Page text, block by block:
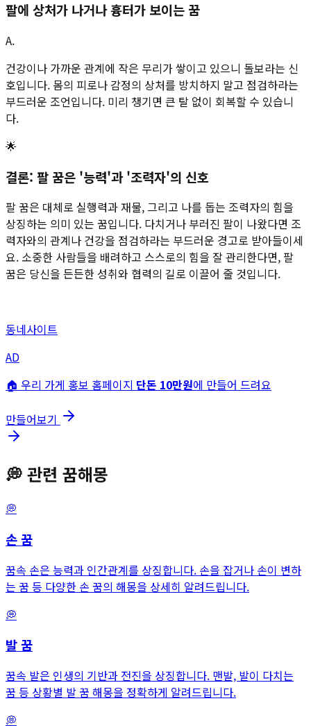
팔에 상처가 나거나 흉터가 보이는 꿈
A.
건강이나 가까운 관계에 작은 무리가 쌓이고 있으니 돌보라는 신
호입니다. 몸의 피로나 감정의 상처를 방치하지 말고 점검하라는
부드러운 조언입니다. 미리 챙기면 큰 탈 없이 회복할 수 있습니
다.
🌟
결론: 팔 꿈은 '능력'과 '조력자'의 신호
팔 꿈은 대체로 실행력과 재물, 그리고 나를 돕는 조력자의 힘을
상징하는 의미 있는 꿈입니다. 다치거나 부러진 팔이 나왔다면 조
력자와의 관계나 건강을 점검하라는 부드러운 경고로 받아들이세
요. 소중한 사람들을 배려하고 스스로의 힘을 잘 관리한다면, 팔
꿈은 당신을 든든한 성취와 협력의 길로 이끌어 줄 것입니다.
동네사이트
AD
🏠 우리 가게 홍보 홈페이지 단돈 10만원에 만들어 드려요
만들어보기
💭 관련 꿈해몽
💭
손 꿈
꿈속 손은 능력과 인간관계를 상징합니다. 손을 잡거나 손이 변하
는 꿈 등 다양한 손 꿈의 해몽을 상세히 알려드립니다.
💭
발 꿈
꿈속 발은 인생의 기반과 전진을 상징합니다. 맨발, 발이 다치는
꿈 등 상황별 발 꿈 해몽을 정확하게 알려드립니다.
💭